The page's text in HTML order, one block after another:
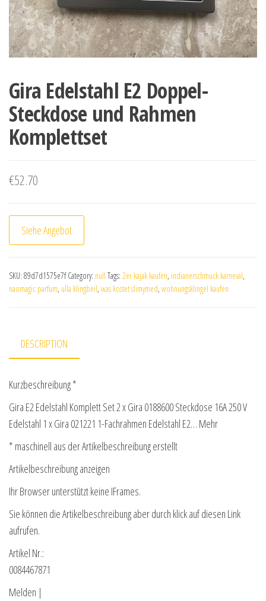
Gira Edelstahl E2 Doppel-
Steckdose und Rahmen
Komplettset
€52.70
Siehe Angebot
SKU: 89d7d1575e7f Category: null Tags: 2er kajak kaufen, indianerschmuck karneval,
naomagic parfum, ulla klingbeil, was kostet slimymed, wohnungsklingel kaufen
DESCRIPTION
Kurzbeschreibung *
Gira E2 Edelstahl Komplett Set 2 x Gira 0188600 Steckdose 16A 250 V
Edelstahl 1 x Gira 021221 1-Fachrahmen Edelstahl E2… Mehr
* maschinell aus der Artikelbeschreibung erstellt
Artikelbeschreibung anzeigen
Ihr Browser unterstützt keine IFrames.
Sie können die Artikelbeschreibung aber durch klick auf diesen Link
aufrufen.
Artikel Nr.:
0084467871
Melden |